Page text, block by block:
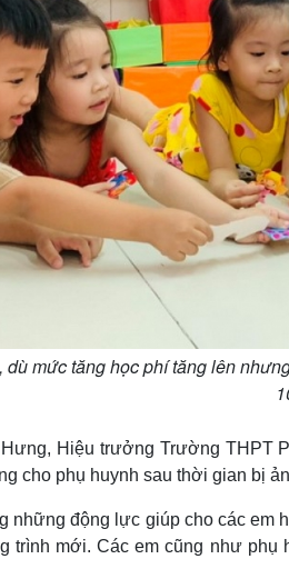
dù mức tăng học phí tăng lên
Hiệu trưởng Trường THPT
cho phụ huynh sau thời gian bị
những động lực giúp cho các em
trình mới. Các em cũng như phụ